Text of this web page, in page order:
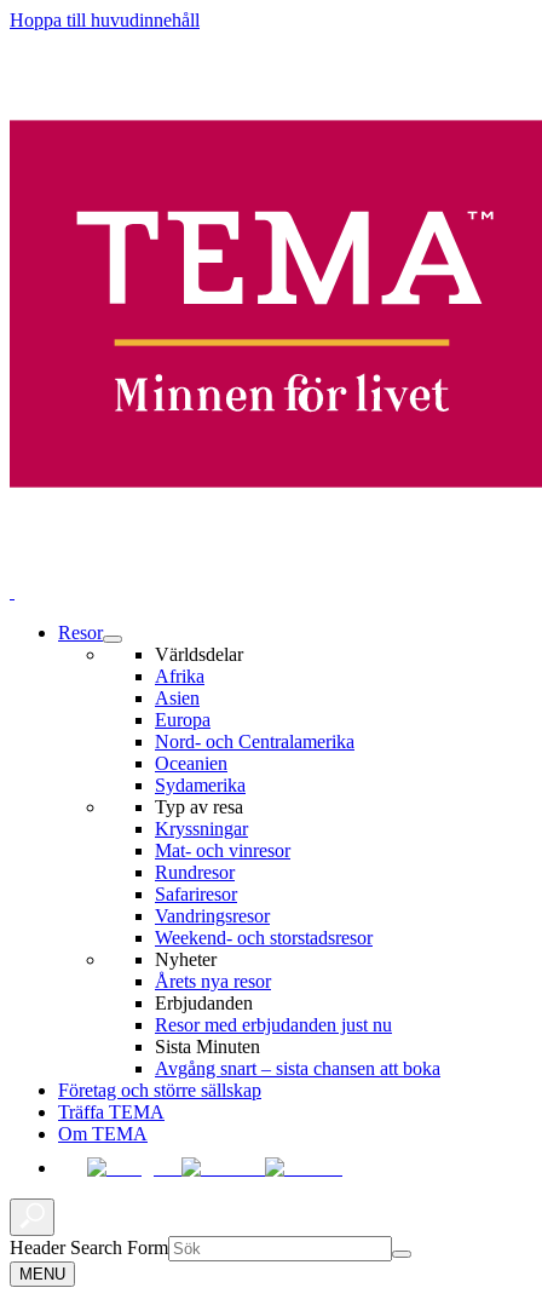
Hoppa till huvudinnehåll
Resor
Världsdelar
Afrika
Asien
Europa
Nord- och Centralamerika
Oceanien
Sydamerika
Typ av resa
Kryssningar
Mat- och vinresor
Rundresor
Safariresor
Vandringsresor
Weekend- och storstadsresor
Nyheter
Årets nya resor
Erbjudanden
Resor med erbjudanden just nu
Sista Minuten
Avgång snart – sista chansen att boka
Företag och större sällskap
Träffa TEMA
Om TEMA
Header Search Form
MENU